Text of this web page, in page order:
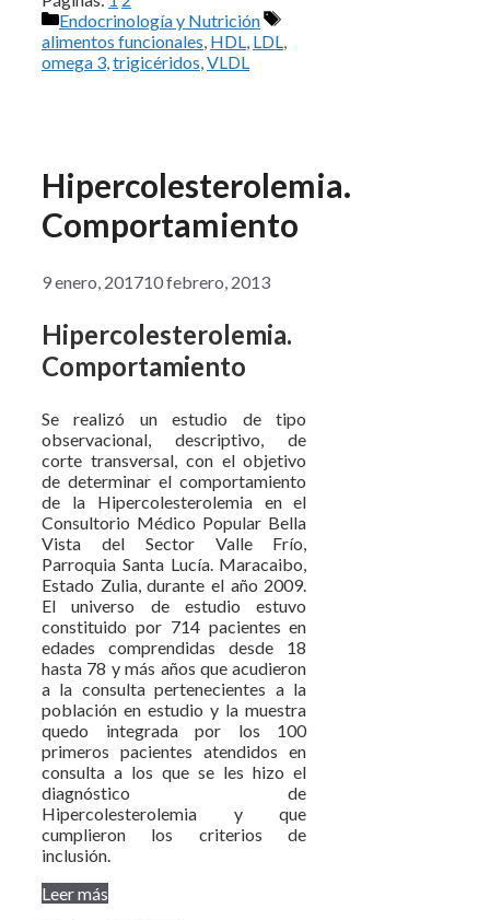
Categorías
Endocrinología y Nutrición
Etiquetas
alimentos funcionales, HDL, LDL,
omega 3,trigicéridos,VLDL
Hipercolesterolemia.
Comportamiento
9 enero, 201710 febrero, 2013
Hipercolesterolemia.
Comportamiento
Se realizó un estudio de tipo
observacional, descriptivo, de
corte transversal, con el objetivo
de determinar el comportamiento
de la Hipercolesterolemia en el
Consultorio Médico Popular Bella
Vista del Sector Valle Frío,
Parroquia Santa Lucía. Maracaibo,
Estado Zulia, durante el año 2009.
El universo de estudio estuvo
constituido por 714 pacientes en
edades comprendidas desde 18
hasta 78 y más años que acudieron
a la consulta pertenecientes a la
población en estudio y la muestra
quedo integrada por los 100
primeros pacientes atendidos en
consulta a los que se les hizo el
diagnóstico de
Hipercolesterolemia y que
cumplieron los criterios de
inclusión.
Leer más